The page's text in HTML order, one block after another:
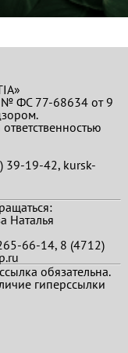
№ ФС 77-68634 от 9
39-19-42, kursk-
Наталья
66-14, 8 (4712)
обязательна.
гиперссылки